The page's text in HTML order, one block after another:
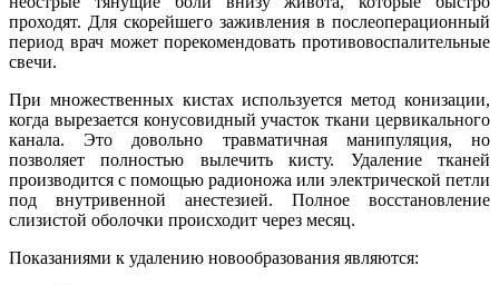
проходят. Для скорейшего заживления в послеоперационный
период врач может порекомендовать противовоспалительные
свечи.
При множественных кистах используется метод конизации,
когда вырезается конусовидный участок ткани цервикального
канала. Это довольно травматичная манипуляция, но
позволяет полностью вылечить кисту. Удаление тканей
производится с помощью радионожа или электрической петли
под внутривенной анестезией. Полное восстановление
слизистой оболочки происходит через месяц.
Показаниями к удалению новообразования являются: